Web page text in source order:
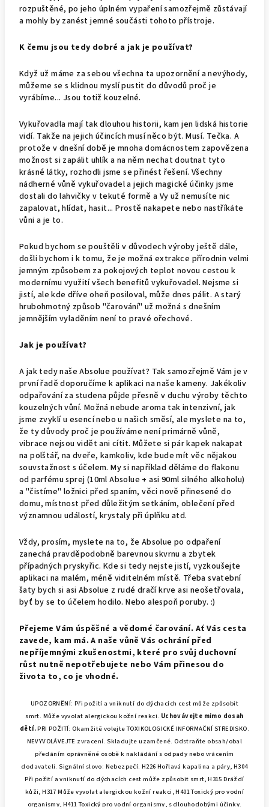
rozpuštěné, po jeho úplném vypaření samozřejmě zůstávají
a mohly by zanést jemné součásti tohoto přístroje.
K čemu jsou tedy dobré a jak je používat?
Když už máme za sebou všechna ta upozornění a nevýhody,
můžeme se s klidnou myslí pustit do důvodů proč je
vyrábíme... Jsou totiž kouzelné.
Vykuřovadla mají tak dlouhou historii, kam jen lidská historie
vidí. Takže na jejich účincích musí něco být. Musí. Tečka. A
protože v dnešní době je mnoha domácnostem zapovězena
možnost si zapálit uhlík a na něm nechat doutnat tyto
krásné látky, rozhodli jsme se přinést řešení. Všechny
nádherné vůně vykuřovadel a jejich magické účinky jsme
dostali do lahvičky v tekuté formě a Vy už nemusíte nic
zapalovat, hlídat, hasit... Prostě nakapete nebo nastříkáte
vůni a je to.
Pokud bychom se pouštěli v důvodech výroby ještě dále,
došli bychom i k tomu, že je možná extrakce přírodnin velmi
jemným způsobem za pokojových teplot novou cestou k
modernímu využití všech benefitů vykuřovadel. Nejsme si
jistí, ale kde dříve oheň posiloval, může dnes pálit. A starý
hrubohmotný způsob "čarování" už možná s dnešním
jemnějším vyladěním není to pravé ořechové.
Jak je používat?
A jak tedy naše Absolue používat? Tak samozřejmě Vám je v
první řadě doporučíme k aplikaci na naše kameny. Jakékoliv
odpařování za studena půjde přesně v duchu výroby těchto
kouzelných vůní. Možná nebude aroma tak intenzivní, jak
jsme zvyklí u esencí nebo u našich směsí, ale myslete na to,
že ty důvody proč je používáme není primárně vůně,
vibrace nejsou vidět ani cítit. Můžete si pár kapek nakapat
na polštář, na dveře, kamkoliv, kde bude mít věc nějakou
souvstažnost s účelem. My si například děláme do flakonu
od parfému sprej (10ml Absolue + asi 90ml silného alkoholu)
a "čistíme" ložnici před spaním, věci nově přinesené do
domu, místnost před důležitým setkáním, oblečení před
významnou událostí, krystaly při úplňku atd.
Vždy, prosím, myslete na to, že Absolue po odpaření
zanechá pravděpodobně barevnou skvrnu a zbytek
případných pryskyřic. Kde si tedy nejste jistí, vyzkoušejte
aplikaci na malém, méně viditelném místě. Třeba svatební
šaty bych si asi Absolue z rudé dračí krve asi neošetřovala,
byť by se to účelem hodilo. Nebo alespoň poruby. :)
Přejeme Vám úspěšné a vědomé čarování. Ať Vás cesta
zavede, kam má. A naše vůně Vás ochrání před
nepříjemnými zkušenostmi, které pro svůj duchovní
růst nutně nepotřebujete nebo Vám přinesou do
života to, co je vhodné.
UPOZORNĚNÍ: Při požití a vniknutí do dýchacích cest může způsobit
smrt. Může vyvolat alergickou kožní reakci. Uchovávejte mimo dosah
dětí.PŘI POŽITÍ: Okamžitě volejte TOXIKOLOGICKÉ INFORMAČNÍ STŘEDISKO.
NEVYVOLÁVEJTE zvracení. Skladujte uzamčené. Odstraňte obsah/obal
předáním oprávněné osobě k nakládání s odpady nebo vrácením
dodavateli. Signální slovo: Nebezpečí. H226 Hořlavá kapalina a páry, H304
Při požití a vniknutí do dýchacích cest může způsobit smrt, H315 Dráždí
kůži, H317 Může vyvolat alergickou kožní reakci, H401 Toxický pro vodní
organismy, H411 Toxický pro vodní organismy, s dlouhodobými účinky.